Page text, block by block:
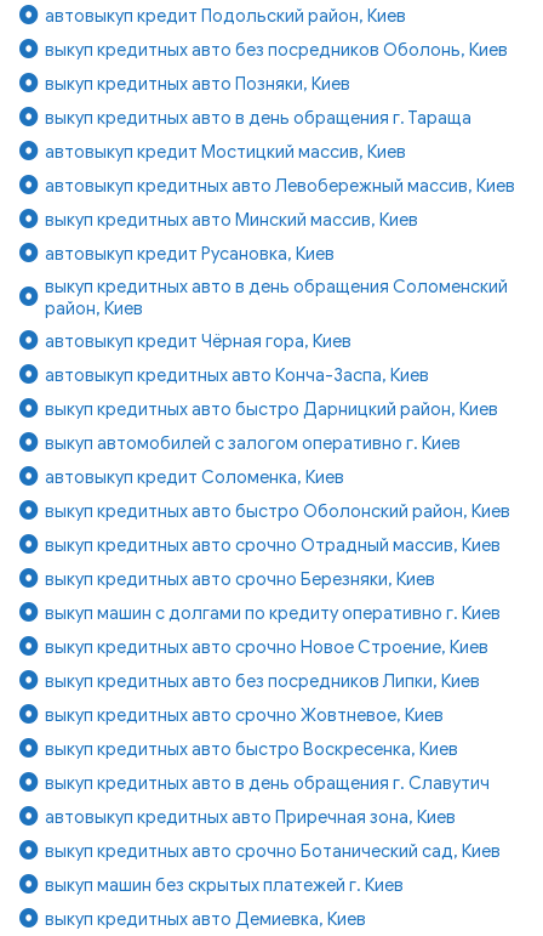
автовыкуп кредит Подольский район, Киев
выкуп кредитных авто без посредников Оболонь, Киев
выкуп кредитных авто Позняки, Киев
выкуп кредитных авто в день обращения г. Тараща
автовыкуп кредит Мостицкий массив, Киев
автовыкуп кредитных авто Левобережный массив, Киев
выкуп кредитных авто Минский массив, Киев
автовыкуп кредит Русановка, Киев
выкуп кредитных авто в день обращения Соломенский
район, Киев
автовыкуп кредит Чёрная гора, Киев
автовыкуп кредитных авто Конча-Заспа, Киев
выкуп кредитных авто быстро Дарницкий район, Киев
выкуп автомобилей с залогом оперативно г. Киев
автовыкуп кредит Соломенка, Киев
выкуп кредитных авто быстро Оболонский район, Киев
выкуп кредитных авто срочно Отрадный массив, Киев
выкуп кредитных авто срочно Березняки, Киев
выкуп машин с долгами по кредиту оперативно г. Киев
выкуп кредитных авто срочно Новое Строение, Киев
выкуп кредитных авто без посредников Липки, Киев
выкуп кредитных авто срочно Жовтневое, Киев
выкуп кредитных авто быстро Воскресенка, Киев
выкуп кредитных авто в день обращения г. Славутич
автовыкуп кредитных авто Приречная зона, Киев
выкуп кредитных авто срочно Ботанический сад, Киев
выкуп машин без скрытых платежей г. Киев
выкуп кредитных авто Демиевка, Киев